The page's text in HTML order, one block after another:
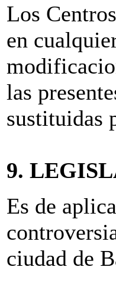
Los
en
las
sustituidas
9.
Es de
ciudad de